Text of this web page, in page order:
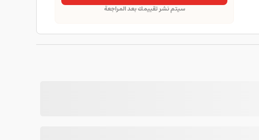
سيتم نشر تقييمك بعد المراجعة